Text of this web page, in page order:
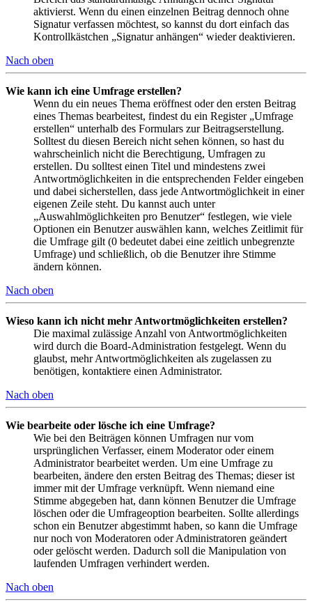
aktivierst. Wenn du einen einzelnen Beitrag dennoch ohne
Signatur verfassen möchtest, so kannst du dort einfach das
Kontrollkästchen „Signatur anhängen“ wieder deaktivieren.
Nach oben
Wie kann ich eine Umfrage erstellen?
Wenn du ein neues Thema eröffnest oder den ersten Beitrag
eines Themas bearbeitest, findest du ein Register „Umfrage
erstellen“ unterhalb des Formulars zur Beitragserstellung.
Solltest du diesen Bereich nicht sehen können, so hast du
wahrscheinlich nicht die Berechtigung, Umfragen zu
erstellen. Du solltest einen Titel und mindestens zwei
Antwortmöglichkeiten in die entsprechenden Felder eingeben
und dabei sicherstellen, dass jede Antwortmöglichkeit in einer
eigenen Zeile steht. Du kannst auch unter
„Auswahlmöglichkeiten pro Benutzer“ festlegen, wie viele
Optionen ein Benutzer auswählen kann, welches Zeitlimit für
die Umfrage gilt (0 bedeutet dabei eine zeitlich unbegrenzte
Umfrage) und schließlich, ob die Benutzer ihre Stimme
ändern können.
Nach oben
Wieso kann ich nicht mehr Antwortmöglichkeiten erstellen?
Die maximal zulässige Anzahl von Antwortmöglichkeiten
wird durch die Board-Administration festgelegt. Wenn du
glaubst, mehr Antwortmöglichkeiten als zugelassen zu
benötigen, kontaktiere einen Administrator.
Nach oben
Wie bearbeite oder lösche ich eine Umfrage?
Wie bei den Beiträgen können Umfragen nur vom
ursprünglichen Verfasser, einem Moderator oder einem
Administrator bearbeitet werden. Um eine Umfrage zu
bearbeiten, ändere den ersten Beitrag des Themas; dieser ist
immer mit der Umfrage verknüpft. Wenn niemand eine
Stimme abgegeben hat, dann können Benutzer die Umfrage
löschen oder die Umfrageoption bearbeiten. Sollte allerdings
schon ein Benutzer abgestimmt haben, so kann die Umfrage
nur noch von Moderatoren oder Administratoren geändert
oder gelöscht werden. Dadurch soll die Manipulation von
laufenden Umfragen verhindert werden.
Nach oben